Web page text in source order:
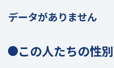
データがありません
この人たちの性別